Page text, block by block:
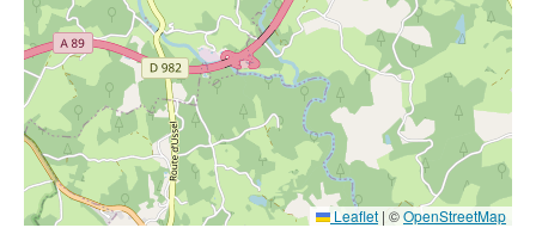
Leaflet | ©OpenStreetMap